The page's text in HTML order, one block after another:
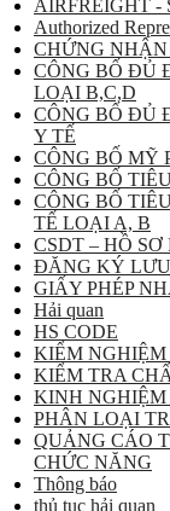
AIRFREIGHT -
Authorized
CHỨNG
CÔNG BỐ ĐỦ
LOẠI B,C,D
CÔNG BỐ ĐỦ
Y TẾ
CÔNG BỐ MỸ
CÔNG BỐ
CÔNG BỐ
TẾ LOẠI A, B
CSDT – HỒ
ĐĂNG KÝ
GIẤY PHÉP
Hải quan
HS CODE
KIỂM NGHIỆM
KIỂM TRA
KINH
PHÂN LOẠI
QUẢNG CÁO
CHỨC NĂNG
Thông báo
thủ tục hải quan